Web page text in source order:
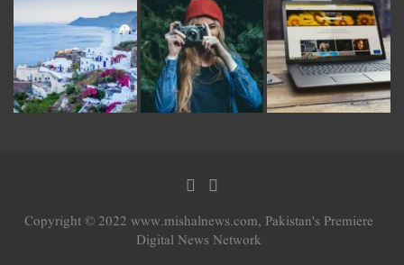
Copyright © 2022 www.mishalnews.com, Pakistan's Premiere
Digital News Network